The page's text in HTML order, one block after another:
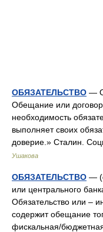
ОБЯЗАТЕЛЬСТВО —
Обещание или
необходимость
выполняет своих
доверие.» Сталин.
Ушакова
ОБЯЗАТЕЛЬСТВО —
или центрального
Обязательство или –
содержит обещание
фискальная/